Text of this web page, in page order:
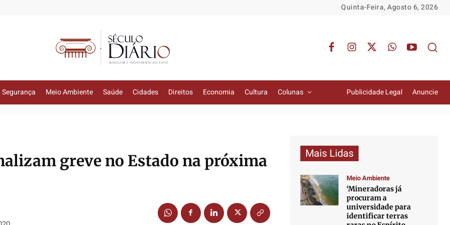
Quinta-Feira, Agosto 6, 2026
Segurança Meio Ambiente Saúde Cidades Direitos Economia Cultura Colunas Publicidade Legal Anuncie
greve no Estado na próxima
Mais Lidas
Meio Ambiente
‘Mineradoras já
procuram a
universidade para
identificar terras